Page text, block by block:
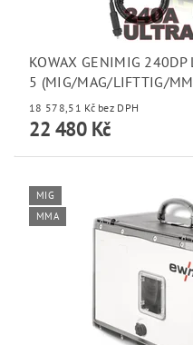
KOWAX GENIMIG 240DP
5 (MIG/MAG/LIFTTIG/
18 578,51 Kč bez DPH
22 480 Kč
MIG
MMA